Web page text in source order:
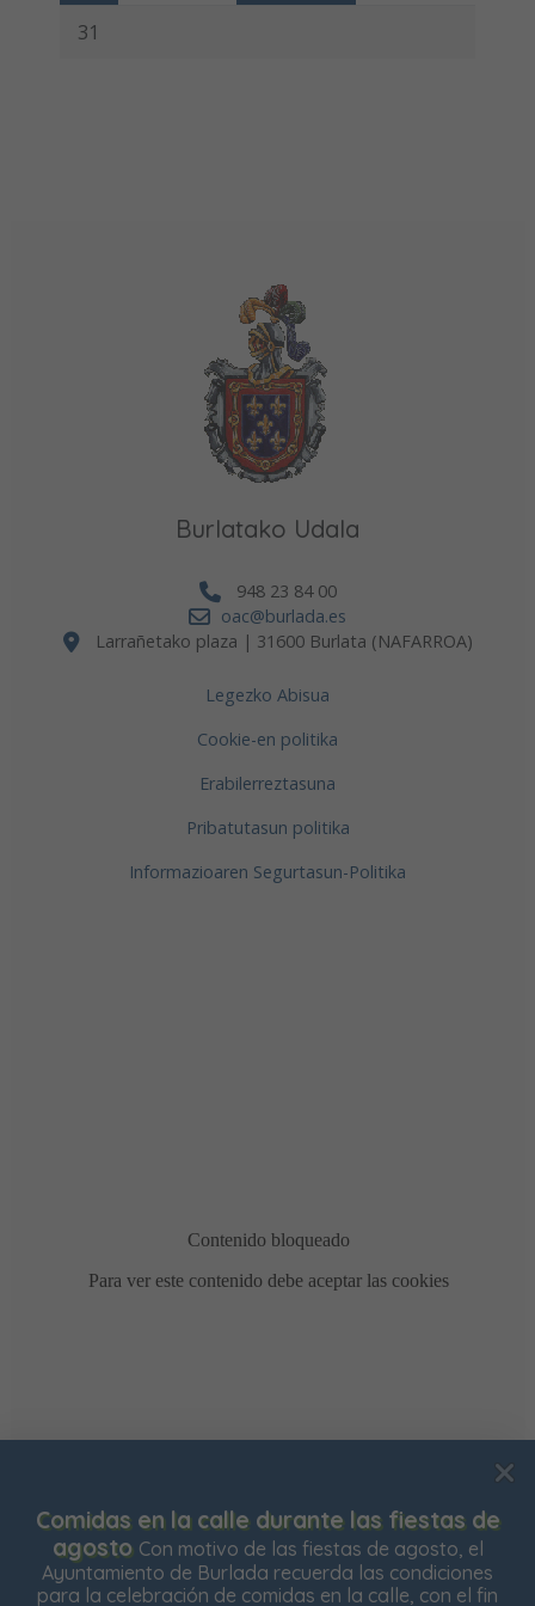
de
el fin
Bonificación de la Contribución
está abierto el plazo para solicitar la
Impuesto de Contribución Territorial para el
ejercicio. Las personas propietarias de su
31
Burlatako Udala
948 23 84 00
oac@burlada.es
Larrañetako plaza | 31600 Burlata (NAFARROA)
Legezko Abisua
Cookie-en politika
Erabilerreztasuna
Pribatutasun politika
Informazioaren Segurtasun-Politika
Usamos cookies para mejorar su experiencia de
navegación en nuestra web, para mostrarle contenidos
personalizados y analizar el tráfico de nuestra web.